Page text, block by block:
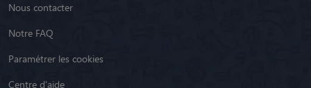
Nous contacter
Notre FAQ
Paramétrer les cookies
Centre d'aide